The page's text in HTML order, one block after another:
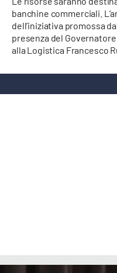
LaC
Network
LACPLAY.IT
LACONAIR.IT
banchine commerciali.
dell’iniziativa promossa
presenza del
alla Logistica Francesco